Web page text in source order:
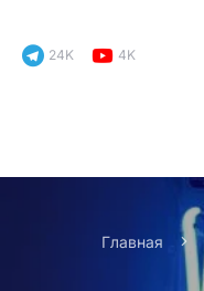
24K 4K
Главная